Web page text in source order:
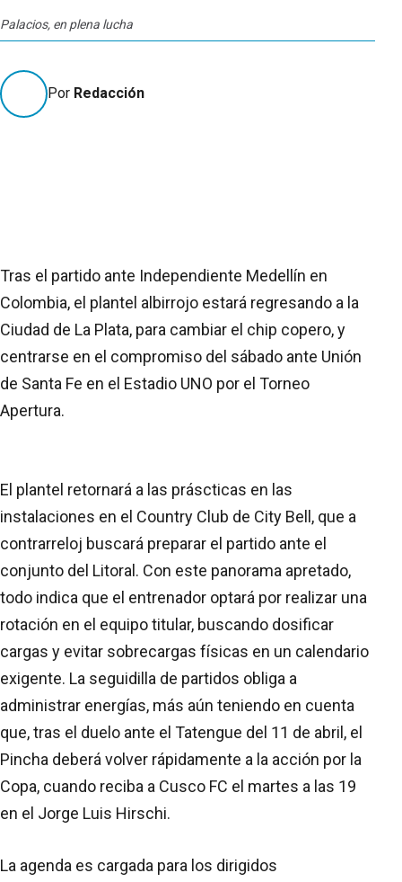
Palacios, en plena lucha
Por Redacción
Tras el partido ante Independiente Medellín en
Colombia, el plantel albirrojo estará regresando a la
Ciudad de La Plata, para cambiar el chip copero, y
centrarse en el compromiso del sábado ante Unión
de Santa Fe en el Estadio UNO por el Torneo
Apertura.
El plantel retornará a las práscticas en las
instalaciones en el Country Club de City Bell, que a
contrarreloj buscará preparar el partido ante el
conjunto del Litoral. Con este panorama apretado,
todo indica que el entrenador optará por realizar una
rotación en el equipo titular, buscando dosificar
cargas y evitar sobrecargas físicas en un calendario
exigente. La seguidilla de partidos obliga a
administrar energías, más aún teniendo en cuenta
que, tras el duelo ante el Tatengue del 11 de abril, el
Pincha deberá volver rápidamente a la acción por la
Copa, cuando reciba a Cusco FC el martes a las 19
en el Jorge Luis Hirschi.
La agenda es cargada para los dirigidos